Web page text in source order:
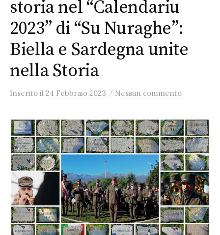
storia nel “Calendariu
2023” di “Su Nuraghe”:
Biella e Sardegna unite
nella Storia
Inserito il 24 Febbraio 2023 / Nessun commento